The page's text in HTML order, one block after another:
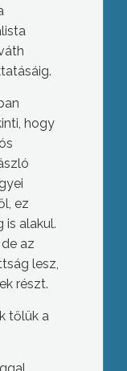
hogy
ez
alakul.
az
lesz,
részt.
tőlük a